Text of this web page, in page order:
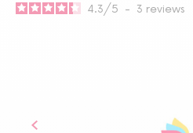
4.3/5 - 3 reviews